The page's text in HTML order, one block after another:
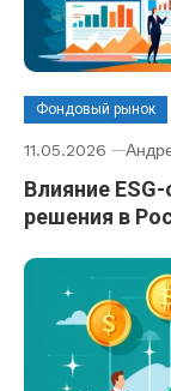
Фондовый рынок
11.05.2026
Влияние
решения в